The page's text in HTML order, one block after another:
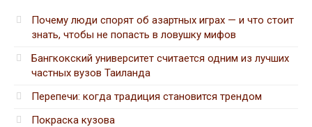
Почему люди спорят об азартных играх — и что стоит
знать, чтобы не попасть в ловушку мифов
Бангкокский университет считается одним из лучших
частных вузов Таиланда
Перепечи: когда традиция становится трендом
Покраска кузова